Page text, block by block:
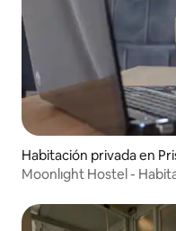
Habitación privada en
Moonlıght Hostel -